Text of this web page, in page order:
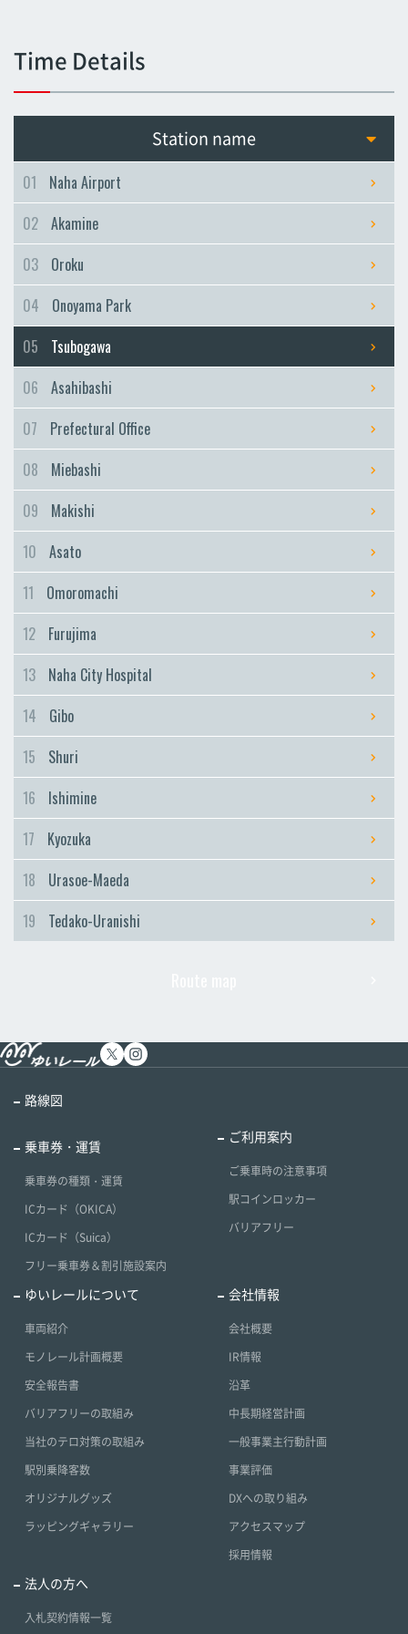
Asato
Naha City Hospital
Ishimine
Tedako-Uranishi
Asahibashi
Prefectural Office
Miebashi
Omoromachi
Gibo
Kyozuka
Time Details
Station name
01
Naha Airport
02 Akamine
03
Oroku
04
Onoyama Park
05
Tsubogawa
06
Asahibashi
07
Prefectural Office
08
Miebashi
09
Makishi
10
Asato
11
Omoromachi
12
Furujima
13
Naha City Hospital
14
Gibo
15
Shuri
16
Ishimine
17
Kyozuka
18
Urasoe-Maeda
19
Tedako-Uranishi
路線図
乗車券・運賃
乗車券の種類・運賃
ICカード（OKICA）
ICカード（Suica）
フリー乗車券＆割引施設案内
ご利用案内
ご乗車時の注意事項
駅コインロッカー
バリアフリー
ゆいレールについて
車両紹介
モノレール計画概要
安全報告書
バリアフリーの取組み
当社のテロ対策の取組み
駅別乗降客数
オリジナルグッズ
ラッピングギャラリー
会社情報
会社概要
IR情報
沿革
中長期経営計画
一般事業主行動計画
事業評価
DXへの取り組み
アクセスマップ
採用情報
法人の方へ
入札契約情報一覧